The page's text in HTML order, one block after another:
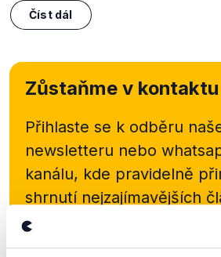
Číst dál
Zůstaňme v kontaktu
Přihlaste se k odběru
newsletteru nebo
kanálu, kde pravidelně
shrnutí nejzajímavějších
Začněte nás odebírat, a
přehled o tom, jaké